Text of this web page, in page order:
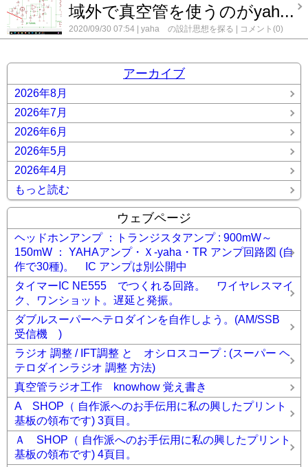
域外で真空管を使うのがyah...
2020/09/30 07:54 yaha の設計思想を探る コメント(0)
アーカイブ
2026年8月
2026年7月
2026年6月
2026年5月
2026年4月
もっと読む
ウェブページ
ヘッドホンアンプ ：トランジスタアンプ : 900mW～
150mW ： YAHAアンプ・Ｘ-yaha・TR アンプ回路図 (自
作で30種)。 IC アンプは別公開中
タイマーIC NE555 でつくれる回路。 ワイヤレスマイ
ク、ワンショット。遅延と発振。
ダブルスーパーヘテロダインを自作しよう。(AM/SSB
受信機 )
ラジオ 調整 / IFT調整 と オシロスコープ : (スーパー ヘ
テロダインラジオ 調整 方法)
真空管ラジオ工作 knowhow 覚え書き
A SHOP（ 自作派へのお手伝用に私の興したプリント
基板の領布です) 3頁目。
Ａ SHOP（ 自作派へのお手伝用に私の興したプリント
基板の領布です) 4頁目。